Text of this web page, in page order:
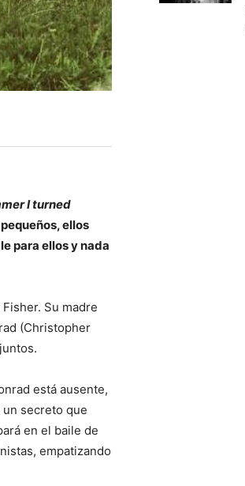
I turned
ellos
para ellos y nada
Su madre
(Christopher
está ausente,
un secreto que
en el baile de
empatizando